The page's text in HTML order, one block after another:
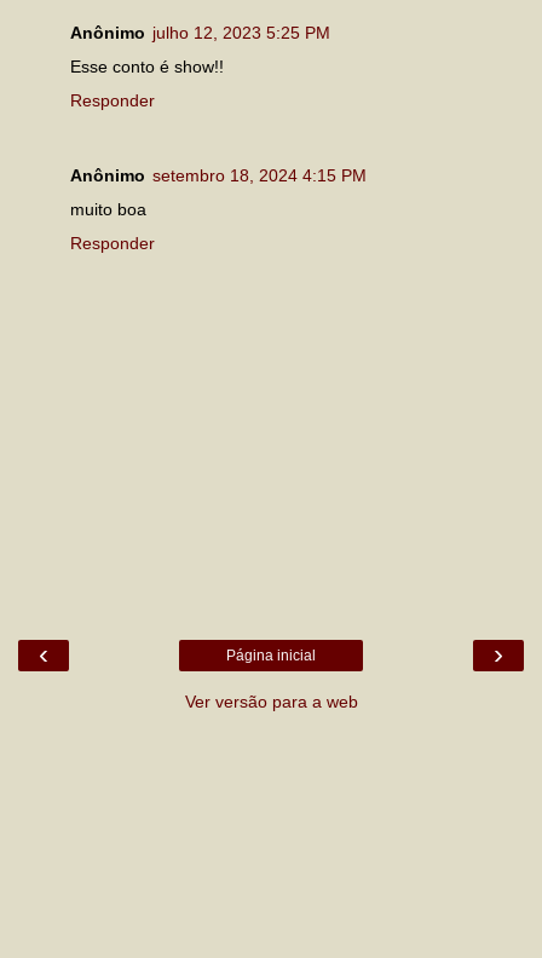
Anônimo julho 12, 2023 5:25 PM
Esse conto é show!!
Responder
Anônimo setembro 18, 2024 4:15 PM
muito boa
Responder
‹ ›
Página inicial
Ver versão para a web